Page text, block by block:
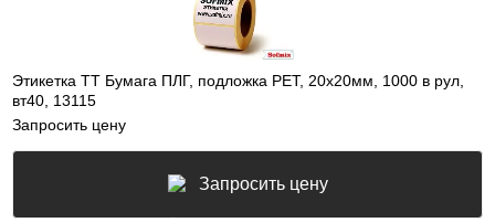
Этикетка ТТ Бумага ПЛГ, подложка РЕТ, 20х20мм, 1000 в рул,
вт40, 13115
Запросить цену
Запросить цену